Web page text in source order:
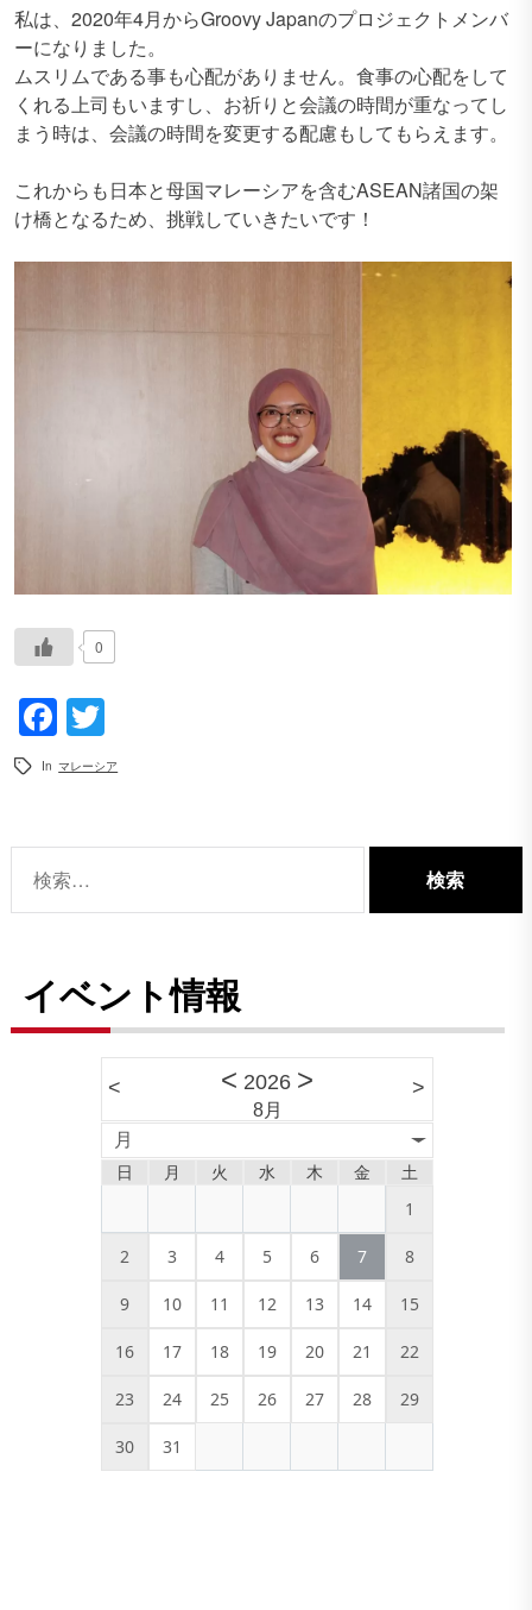
私は、2020年4月からGroovy Japanのプロジェクトメンバ
ーになりました。
ムスリムである事も心配がありません。食事の心配をして
くれる上司もいますし、お祈りと会議の時間が重なってし
まう時は、会議の時間を変更する配慮もしてもらえます。
これからも日本と母国マレーシアを含むASEAN諸国の架
け橋となるため、挑戦していきたいです！
0
Facebook
In マレーシア
索:
イベント情報
< < 2026 >
8月
>
月
日 月 火 水 木 金 土
1
2 3 4 5 6 7 8
9 10 11 12 13 14 15
16 17 18 19 20 21 22
23 24 25 26 27 28 29
30 31